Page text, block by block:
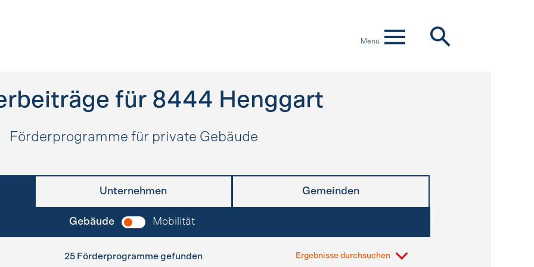
Menü
für 8444 Henggart
Förderprogramme für private Gebäude
Unternehmen Gemeinden
Gebäude Mobilität
25 Förderprogramme gefunden Ergebnisse durchsuchen